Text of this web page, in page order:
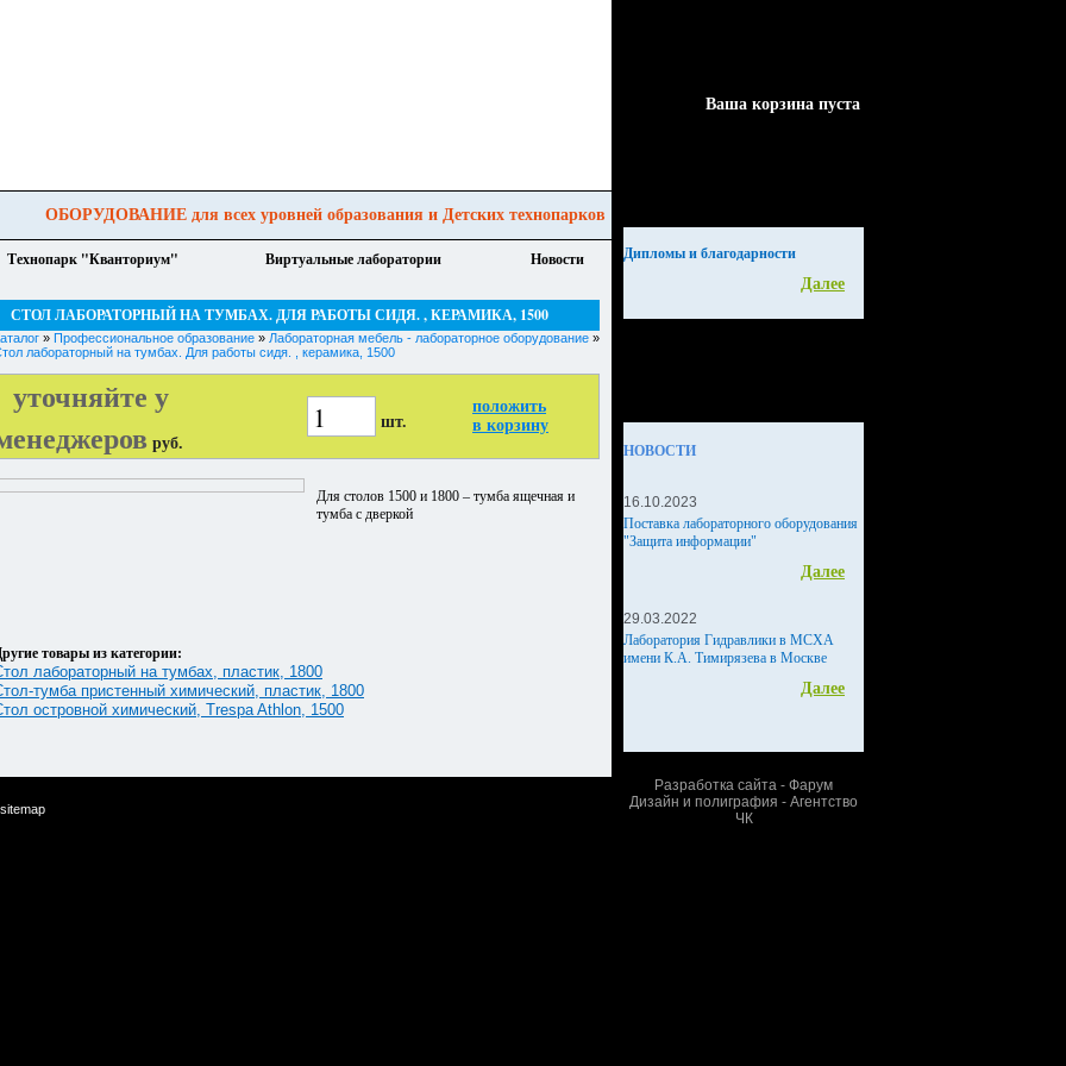
образования и Детских технопарков
Технопарк "Кванториум" Виртуальные лаборатории Новости
СТОЛ ЛАБОРАТОРНЫЙ НА ТУМБАХ. ДЛЯ РАБОТЫ СИДЯ. , КЕРАМИКА, 1500
» Профессиональное образование » Лабораторная мебель - лабораторное оборудование »
лабораторный на тумбах. Для работы сидя. , керамика, 1500
уточняйте у
руб.
шт.
положить
в корзину
Для столов 1500 и 1800 – тумба ящечная и
тумба с дверкой
товары из категории:
лабораторный на тумбах, пластик, 1800
тумба пристенный химический, пластик, 1800
островной химический, Trespa Athlon, 1500
Ваша корзина пуста
Дипломы и благодарности
Далее
НОВОСТИ
16.10.2023
Поставка лабораторного оборудования
"Защита информации"
Далее
29.03.2022
Лаборатория Гидравлики в МСХА
имени К.А. Тимирязева в Москве
Далее
sitemap
Разработка сайта - Фарум
Дизайн и полиграфия - Агентство
ЧК